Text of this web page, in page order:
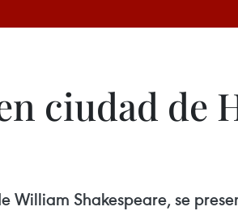
ciudad de
William Shakespeare, se